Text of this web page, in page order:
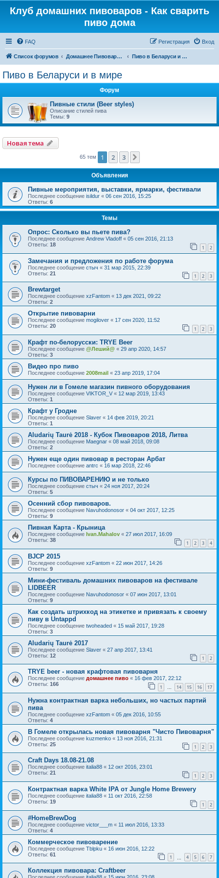
Клуб домашних пивоваров - Как cварить
пиво дома
FAQ Вход
Регистрация
Список форумов Домашнее Пивоварение - Минск Беларусь Пиво в Беларуси и в мире
Пиво в Беларуси и в мире
Форум
Пивные стили (Beer styles)
Описание стилей пива
Темы: 9
Новая тема
65 тем 1 2 3
Объявления
Пивные мероприятия, выставки, ярмарки, фестивали
Последнее сообщение isildur « 06 сен 2016, 15:25
Ответы: 6
Темы
Опрос: Сколько вы пьете пива?
Последнее сообщение Andrew Vladoff « 05 сен 2016, 21:13
Ответы: 18 1 2
Замечания и предложения по работе форума
Последнее сообщение стыч « 31 мар 2015, 22:39
Ответы: 21 1 2 3
Brewtarget
Последнее сообщение xzFantom « 13 дек 2021, 09:22
Ответы: 2
Открытие пивоварни
Последнее сообщение mogilover « 17 сен 2020, 11:52
Ответы: 20 1 2 3
Крафт по-белорусски: TRYE Beer
Последнее сообщение @Леший@ « 29 апр 2020, 14:57
Ответы: 3
Видео про пиво
Последнее сообщение 2008mail « 23 апр 2019, 17:04
Нужен ли в Гомеле магазин пивного оборудования
Последнее сообщение VIKTOR_V « 12 мар 2019, 13:43
Ответы: 1
Крафт у Гродне
Последнее сообщение Slaver « 14 фев 2019, 20:21
Ответы: 1
Aludarių Taurė 2018 - Кубок Пивоваров 2018, Литва
Последнее сообщение Maegnar « 08 май 2018, 09:08
Ответы: 2
Нужен еще один пивовар в ресторан Арбат
Последнее сообщение antrc « 16 мар 2018, 22:46
Курсы по ПИВОВАРЕНИЮ и не только
Последнее сообщение стыч « 24 ноя 2017, 20:24
Ответы: 5
Осенний сбор пивоваров.
Последнее сообщение Navuhodonosor « 04 окт 2017, 12:25
Ответы: 9
Пивная Карта - Крыница
Последнее сообщение Ivan.Mahalov « 27 июл 2017, 16:09
Ответы: 38 1 2 3 4
BJCP 2015
Последнее сообщение xzFantom « 22 июн 2017, 14:26
Ответы: 9
Мини-фестиваль домашних пивоваров на фестивале
LIDBEER
Последнее сообщение Navuhodonosor « 07 июн 2017, 13:01
Ответы: 9
Как создать штрихкод на этикетке и привязать к своему
пиву в Untappd
Последнее сообщение twoheaded « 15 май 2017, 19:28
Ответы: 3
Aludarių Taurė 2017
Последнее сообщение Slaver « 27 апр 2017, 13:41
Ответы: 12 1 2
TRYE beer - новая крафтовая пивоварня
Последнее сообщение домашнее пиво « 16 фев 2017, 22:12
Ответы: 166 1 … 14 15 16 17
Нужна контрактная варка небольших, но частых партий
пива
Последнее сообщение xzFantom « 05 дек 2016, 10:55
Ответы: 4
В Гомеле открылась новая пивоварня "Чисто Пивоварня"
Последнее сообщение kuzmenko « 13 ноя 2016, 21:31
Ответы: 25 1 2 3
Craft Days 18.08-21.08
Последнее сообщение italia88 « 12 окт 2016, 23:01
Ответы: 21 1 2 3
Контрактная варка White IPA от Jungle Home Brewery
Последнее сообщение italia88 « 11 окт 2016, 22:58
Ответы: 19 1 2
#HomeBrewDog
Последнее сообщение victor___m « 11 июл 2016, 13:33
Ответы: 4
Коммерческое пивоварение
Последнее сообщение Tblpku « 16 июн 2016, 12:22
Ответы: 61 1 4 5 6 7
Коллекция пивовара: Craftbeer